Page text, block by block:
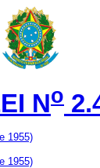
No
1955)
1955)